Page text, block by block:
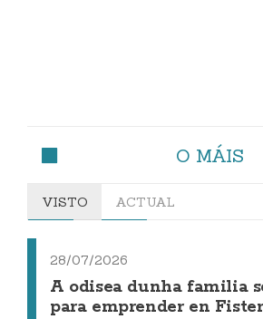
O MÁIS
VISTO ACTUAL
28/07/2026
A odisea dunha familia
para emprender en